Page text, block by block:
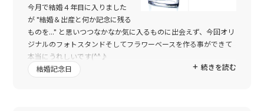
今月で結婚４年目に入りました
が "結婚＆出産と何か記念に残る
ものを..." と思いつつなかなか気に入るものに出会えず、今回オリ
ジナルのフォトスタンドそしてフラワーベースを作る事ができて
本当にうれしいです(^^♪
実は他にもいろいろなオリジナル商品をみてきましたが、"商品も
続きを読む
結婚記念日